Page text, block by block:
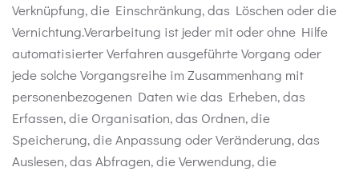
Verknüpfung, die Einschränkung, das Löschen oder die
Vernichtung.Verarbeitung ist jeder mit oder ohne Hilfe
automatisierter Verfahren ausgeführte Vorgang oder
jede solche Vorgangsreihe im Zusammenhang mit
personenbezogenen Daten wie das Erheben, das
Erfassen, die Organisation, das Ordnen, die
Speicherung, die Anpassung oder Veränderung, das
Auslesen, das Abfragen, die Verwendung, die